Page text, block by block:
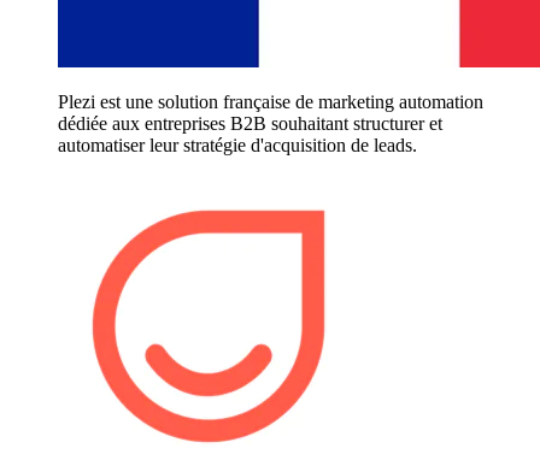
Plezi est une solution française de marketing automation
dédiée aux entreprises B2B souhaitant structurer et
automatiser leur stratégie d'acquisition de leads.